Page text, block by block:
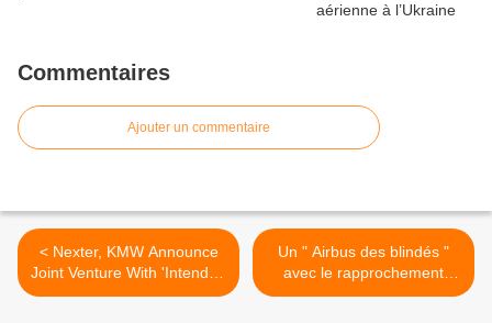
Commentaires
Ajouter un commentaire
< Nexter, KMW Announce
Joint Venture With 'Intended
Unification'
Un " Airbus des blindés "
avec le rapprochement
début 2015 entre Nexter et